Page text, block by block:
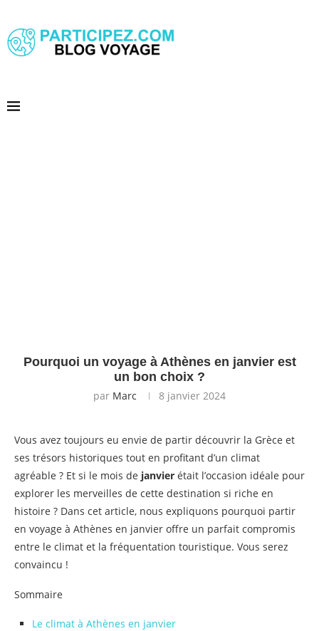
Pourquoi un voyage à Athènes en janvier est
un bon choix ?
par Marc 8 janvier 2024
Vous avez toujours eu envie de partir découvrir la Grèce et
ses trésors historiques tout en profitant d’un climat
agréable ? Et si le mois de janvier était l’occasion idéale pour
explorer les merveilles de cette destination si riche en
histoire ? Dans cet article, nous expliquons pourquoi partir
en voyage à Athènes en janvier offre un parfait compromis
entre le climat et la fréquentation touristique. Vous serez
convaincu !
Sommaire
Le climat à Athènes en janvier